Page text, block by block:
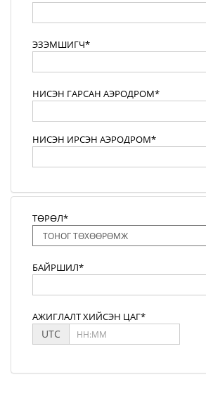
ЭЗЭМШИГЧ*
НИСЭН ГАРСАН АЭРОДРОМ*
НИСЭН ИРСЭН АЭРОДРОМ*
ТӨРӨЛ*
БАЙРШИЛ*
АЖИГЛАЛТ ХИЙСЭН ЦАГ*
UTC